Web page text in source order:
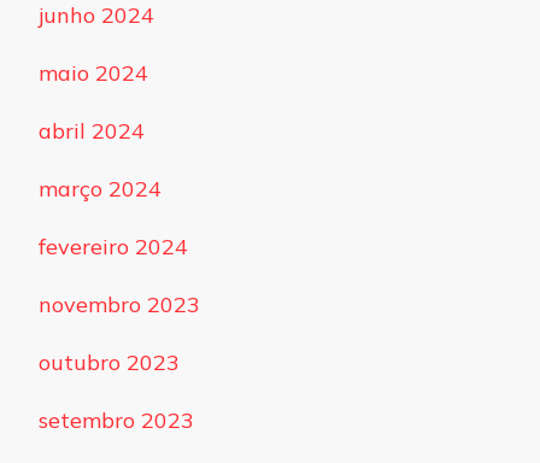
junho 2024
maio 2024
abril 2024
março 2024
fevereiro 2024
novembro 2023
outubro 2023
setembro 2023